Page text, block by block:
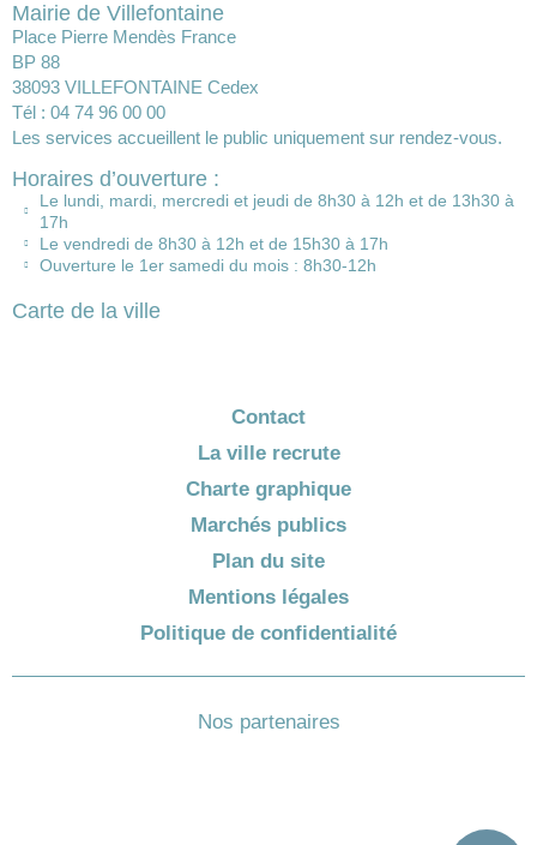
Mairie de Villefontaine
Place Pierre Mendès France
BP 88
38093 VILLEFONTAINE Cedex
Tél : 04 74 96 00 00
Les services accueillent le public uniquement sur rendez-vous.
Horaires d’ouverture :
Le lundi, mardi, mercredi et jeudi de 8h30 à 12h et de 13h30 à
17h
Le vendredi de 8h30 à 12h et de 15h30 à 17h
Ouverture le 1er samedi du mois : 8h30-12h
Carte de la ville
Contact
La ville recrute
Charte graphique
Marchés publics
Plan du site
Mentions légales
Politique de confidentialité
Nos partenaires